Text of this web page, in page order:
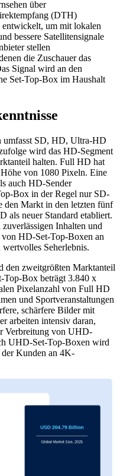
über
(DTH)
um mit lokalen
bessere Satellitensignale
stellen
die Zuschauer das
Signal wird an den
Set-Top-Box im Haushalt
umfasst SD, HD, Ultra-HD
wird das HD-Segment
halten. Full HD hat
von 1080 Pixeln. Eine
auch HD-Sender
Box in der Regel nur SD-
den Markt in den letzten fünf
als neuer Standard etabliert.
Inhalten und
HD-Set-Top-Boxen an
Seherlebnis.
zweitgrößten Marktanteil
Box beträgt 3.840 x
Pixelanzahl von Full HD
und Sportveranstaltungen
schärfere Bilder mit
arbeiten intensiv daran,
Verbreitung von UHD-
UHD-Set-Top-Boxen wird
der Kunden an 4K-